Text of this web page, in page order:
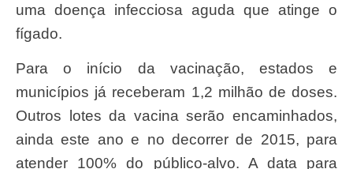
uma doença infecciosa aguda que atinge o
fígado.
Para o início da vacinação, estados e
municípios já receberam 1,2 milhão de doses.
Outros lotes da vacina serão encaminhados,
ainda este ano e no decorrer de 2015, para
atender 100% do público-alvo. A data para